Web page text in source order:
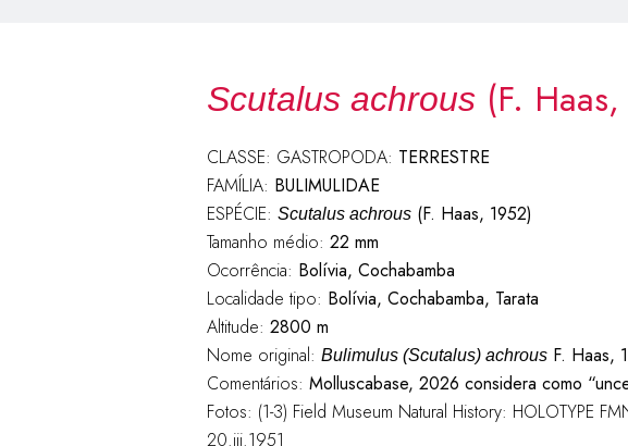
Scutalus achrous(F.
CLASSE: GASTROPODA: TERRESTRE
FAMÍLIA: BULIMULIDAE
ESPÉCIE: Scutalus achrous(F. Haas, 1952)
Tamanho médio: 22 mm
Ocorrência: Bolívia, Cochabamba
Localidade tipo: Bolívia, Cochabamba, Tarata
Altitude: 2800 m
Nome original: Bulimulus (Scutalus) achrousF. Haas,
Comentários: Molluscabase, 2026 considera como
Fotos: (1-3) Field Museum Natural History: HOLOTYPE
20.iii.1951